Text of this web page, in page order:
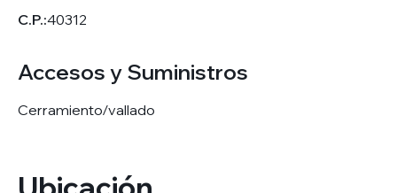
C.P.:40312
Accesos y Suministros
Cerramiento/vallado